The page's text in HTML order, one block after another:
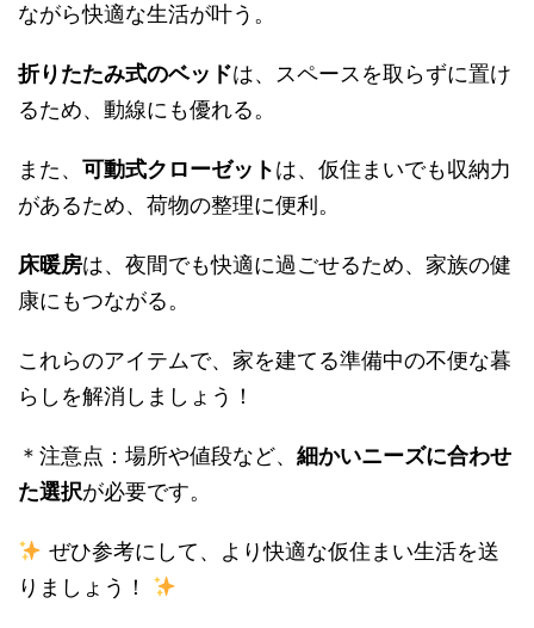
ながら快適な生活が叶う。
折りたたみ式のベッドは、スペースを取らずに置け
るため、動線にも優れる。
また、 可動式クローゼットは、仮住まいでも収納力
があるため、荷物の整理に便利。
床暖房は、夜間でも快適に過ごせるため、家族の健
康にもつながる。
これらのアイテムで、家を建てる準備中の不便な暮
らしを解消しましょう！
＊注意点：場所や値段など、 細かいニーズに合わせ
た選択が必要です。
ぜひ参考にして、より快適な仮住まい生活を送
りましょう！